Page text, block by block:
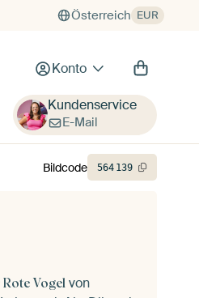
Österreich EUR
Konto
Kundenservice
E-Mail
Rote Vogel von
Bildcode 564 139